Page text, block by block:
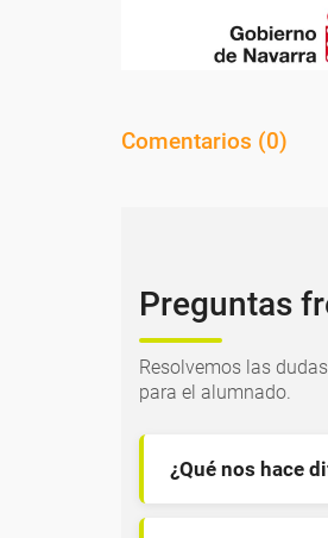
Comentarios (0)
Preguntas
Resolvemos las
para el alumnado.
¿Qué nos hace